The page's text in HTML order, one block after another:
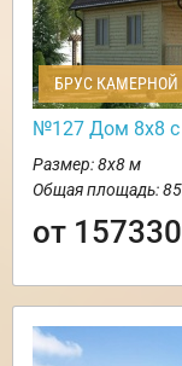
БРУС
№127 Дом 8х8
Размер: 8х8 м
Общая площадь:
от